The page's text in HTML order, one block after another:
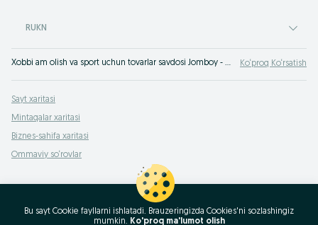
RUKN
Xobbi am olish va sport uchun tovarlar savdosi Jomboy - hordiq uchun xamma zarur narsalarni sotib olishga OLX.uz O‘zbekiston e‘lonlar taxtasidagi Jomboy ko‘plab takliflar yordam beradi! Ko‘proq Ko‘rsatish
Sayt xaritasi
Mintaqalar xaritasi
Biznes-sahifa xaritasi
Ommaviy so‘rovlar
Bu sayt Cookie fayllarni ishlatadi. Brauzeringizda Cookies'ni sozlashingiz
mumkin. Ko'proq ma'lumot olish